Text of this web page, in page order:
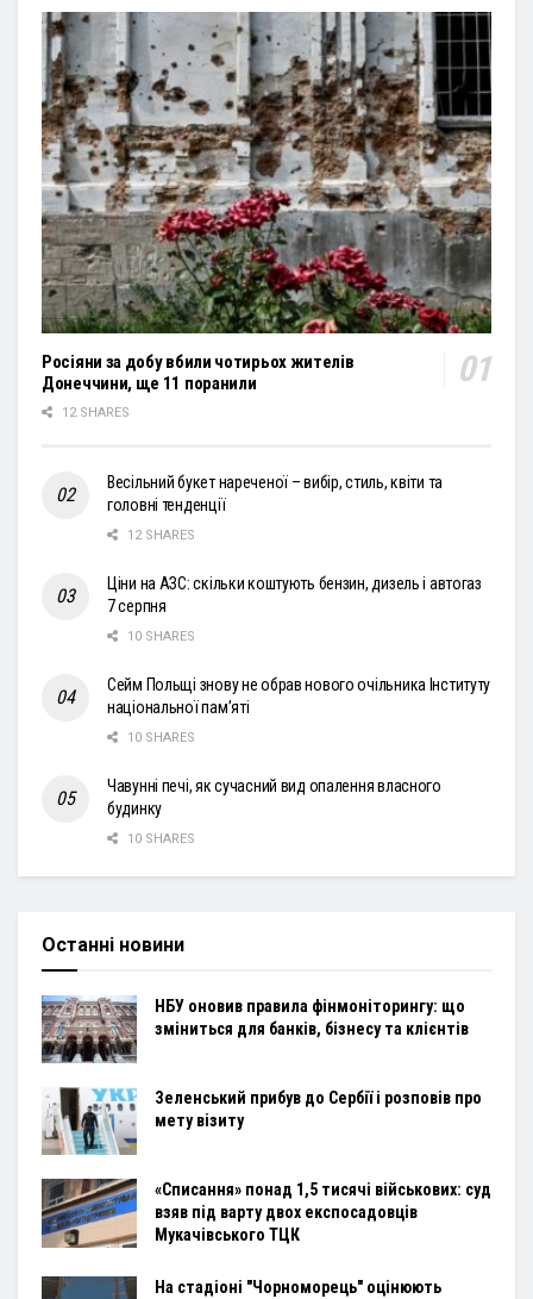
Росіяни за добу вбили чотирьох жителів
Донеччини, ще 11 поранили
12 SHARES
Весільний букет нареченої – вибір, стиль, квіти та
головні тенденції
12 SHARES
Ціни на АЗС: скільки коштують бензин, дизель і автогаз
7 серпня
10 SHARES
Сейм Польщі знову не обрав нового очільника Інституту
національної пам’яті
10 SHARES
Чавунні печі, як сучасний вид опалення власного
будинку
10 SHARES
Останні новини
НБУ оновив правила фінмоніторингу: що
зміниться для банків, бізнесу та клієнтів
Зеленський прибув до Сербії і розповів про
мету візиту
«Списання» понад 1,5 тисячі військових: суд
взяв під варту двох експосадовців
Мукачівського ТЦК
На стадіоні "Чорноморець" оцінюють